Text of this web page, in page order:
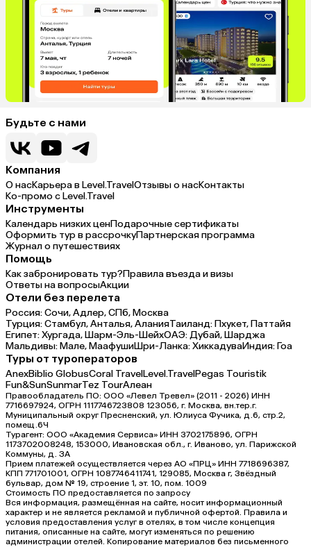
Будьте с нами
Компания
О насКарьера в Level.TravelОтзывы о насКонтакты
Ко-промо с Level.Travel
Инструменты
Календарь низких ценПодарочные сертификаты
Оформить тур в рассрочкуПартнерская программа
Журнал о путешествиях
Помощь
Как забронировать тур?Правила въезда и визы
Ответы на вопросыАкции
Отели без перелета
Россия:Сочи,Адлер,СПб,Москва
Турция:Стамбул,Анталья,АланияТаиланд:Пхукет,Паттайя
Египет:Хургада,Шарм-Эль-ШейхОАЭ:Дубай,Шарджа
Мальдивы:Мале,МаафушиШри-Ланка:ХиккадуваИндия:Гоа
Туры от туроператоров
AnexBiblio GlobusCoral TravelLevel.TravelPegas Touristik
Fun&SunSunmarTez TourАлеан
Правообладатель ПО: ООО «Левел Тревел» (2011 - 2026) ИНН
7716697924, ОГРН 1117746723808 123056, г. Москва, вн.тер.г.
Муниципальный округ Пресненский, ул. Юлиуса Фучика, д.6, стр.2,
помещ.6Ч
Турагент: ООО «Академия Сервиса» ИНН 3702175896, ОГРН
1173702008248, 153000, Ивановская обл., г. Иваново, ул. Парижской
Коммуны, д. ЗА
Прием платежей осуществляется через АО «ПРЦ» ИНН 7718696387,
КПП 771701001, ОГРН 1087746411741, 129085, Москва г, Звёздный
бульвар, дом № 19, строение 1, эт. 10, пом. 1009
Стоимость ПО предоставляется по запросу
Вся информация, размещённая на сайте, носит информационный
характер и не является рекламой и публичной офертой. Правила и
условия предоставления услуг в отелях, в том числе концепция
питания, описанные на сайте, могут изменяться по решению
администрации отелей. Копирование материалов без письменного